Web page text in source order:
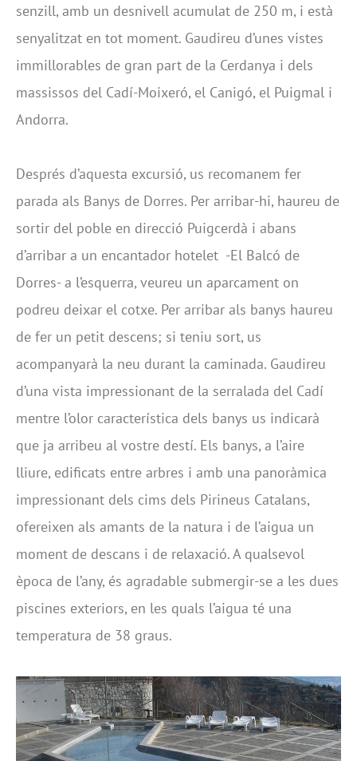
senzill, amb un desnivell acumulat de 250 m, i està
senyalitzat en tot moment. Gaudireu d’unes vistes
immillorables de gran part de la Cerdanya i dels
massissos del Cadí-Moixeró, el Canigó, el Puigmal i
Andorra.
Després d’aquesta excursió, us recomanem fer
parada als Banys de Dorres. Per arribar-hi, haureu de
sortir del poble en direcció Puigcerdà i abans
d’arribar a un encantador hotelet -El Balcó de
Dorres- a l’esquerra, veureu un aparcament on
podreu deixar el cotxe. Per arribar als banys haureu
de fer un petit descens; si teniu sort, us
acompanyarà la neu durant la caminada. Gaudireu
d’una vista impressionant de la serralada del Cadí
mentre l’olor característica dels banys us indicarà
que ja arribeu al vostre destí. Els banys, a l’aire
lliure, edificats entre arbres i amb una panoràmica
impressionant dels cims dels Pirineus Catalans,
ofereixen als amants de la natura i de l’aigua un
moment de descans i de relaxació. A qualsevol
època de l’any, és agradable submergir-se a les dues
piscines exteriors, en les quals l’aigua té una
temperatura de 38 graus.